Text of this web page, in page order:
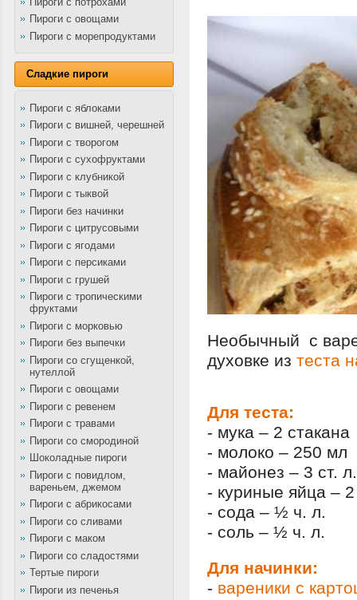
Пироги с овощами
Пироги с морепродуктами
Сладкие пироги
Пироги с яблоками
Пироги с вишней, черешней
Пироги с творогом
Пироги с сухофруктами
Пироги с клубникой
Пироги с тыквой
Пироги без начинки
Пироги с цитрусовыми
Пироги с ягодами
Пироги с персиками
Пироги с грушей
Пироги с тропическими
фруктами
Пироги с морковью
Пироги без выпечки
Пироги со сгущенкой,
нутеллой
Пироги с овощами
Пироги с ревенем
Пироги с травами
Пироги со смородиной
Шоколадные пироги
Пироги с повидлом,
вареньем, джемом
Пироги с абрикосами
Пироги со сливами
Пироги с маком
Пироги со сладостями
Тертые пироги
Пироги из печенья
Необычный с
духовке из теста
Для теста:
- мука – 2 стакана
- молоко – 250 мл
- майонез – 3 ст. л.
- куриные яйца –
- сода – ½ ч. л.
- соль – ½ ч. л.
Для начинки:
- вареники с